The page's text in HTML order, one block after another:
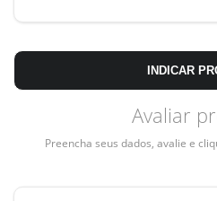
INDICAR
Avaliar
Preencha seus dados, avalie e